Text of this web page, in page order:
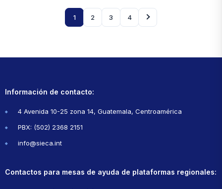
1 2 3 4
Información de contacto:
4 Avenida 10-25 zona 14, Guatemala, Centroamérica
PBX: (502) 2368 2151
info@sieca.int
Contactos para mesas de ayuda de plataformas regionales: